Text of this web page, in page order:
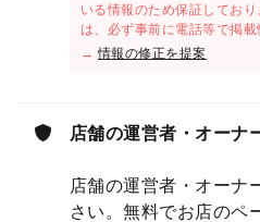
いる情報のため保証してお
は、必ず事前に電話等で掲
→情報の修正を提案
店舗の運営者・オーナ
店舗の運営者・オーナ
さい。無料でお店のペ